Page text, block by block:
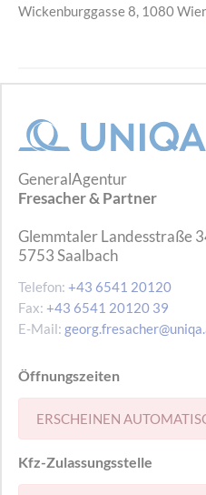
Wickenburggasse 8, 1080
GeneralAgentur
Fresacher & Partner
Glemmtaler Landesstraße
5753Saalbach
Telefon: +43 6541 20120
Fax: +43 6541 20120 39
E-Mail:
Öffnungszeiten
ERSCHEINEN
Kfz-Zulassungsstelle